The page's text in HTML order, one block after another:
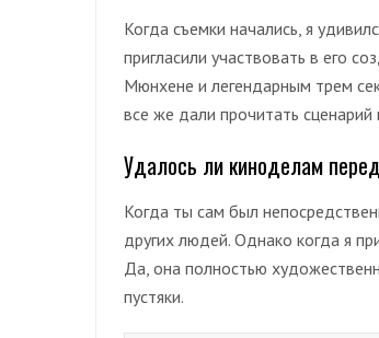
Когда съемки начались, я
пригласили участвовать в его
Мюнхене и легендарным трем
все же дали прочитать сценарий
Удалось ли киноделам
Когда ты сам был
других людей. Однако когда я
Да, она полностью
пустяки.